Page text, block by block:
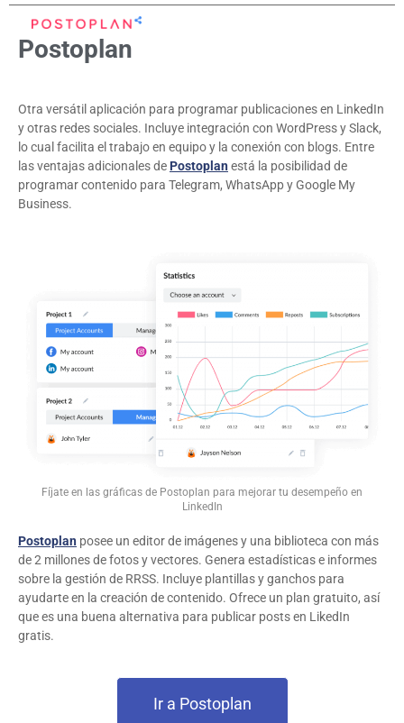
Postoplan
Otra versátil aplicación para programar publicaciones en LinkedIn
y otras redes sociales. Incluye integración con WordPress y Slack,
lo cual facilita el trabajo en equipo y la conexión con blogs. Entre
las ventajas adicionales dePostoplanestá la posibilidad de
programar contenido para Telegram, WhatsApp y Google My
Business.
Fíjate en las gráficas de Postoplan para mejorar tu desempeño en
LinkedIn
Postoplan posee un editor de imágenes y una biblioteca con más
de 2 millones de fotos y vectores. Genera estadísticas e informes
sobre la gestión de RRSS. Incluye plantillas y ganchos para
ayudarte en la creación de contenido. Ofrece un plan gratuito, así
que es una buena alternativa para publicar posts en LikedIn
gratis.
Ir a Postoplan